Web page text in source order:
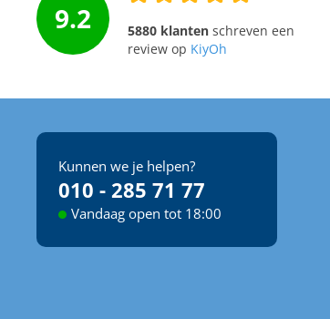
9.2 5880 klantenschreven een
review op KiyOh
Kunnen we je helpen?
010 - 285 71 77
Vandaag open tot 18:00